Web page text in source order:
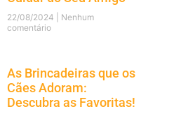
22/08/2024
Nenhum
comentário
As Brincadeiras que os
Cães Adoram:
Descubra as Favoritas!